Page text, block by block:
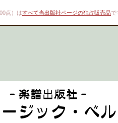
点）はすべて当出版社ページの独占販売品